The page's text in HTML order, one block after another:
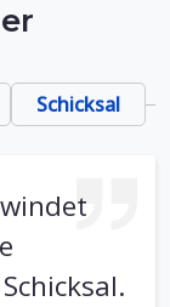
Schicksal